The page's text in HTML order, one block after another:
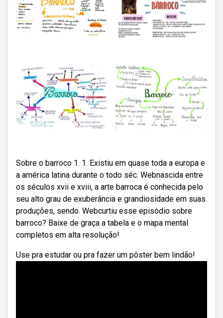
Sobre o barroco 1. 1. Existiu em quase toda a europa e
a américa latina durante o todo séc. Webnascida entre
os séculos xvii e xviii, a arte barroca é conhecida pelo
seu alto grau de exuberância e grandiosidade em suas
produções, sendo. Webcurtiu esse episódio sobre
barroco? Baixe de graça a tabela e o mapa mental
completos em alta resolução!
Use pra estudar ou pra fazer um pôster bem lindão!